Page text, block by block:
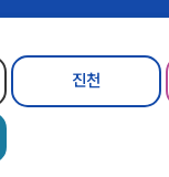
진천